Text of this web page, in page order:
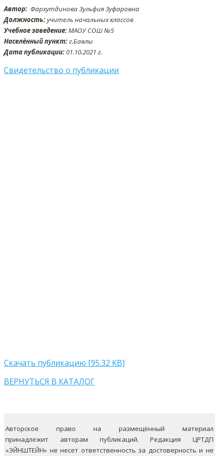
Автор: Фархутдинова Зульфия Зуфаровна
Должность:учитель начальных классов
Учебное заведение:МАОУ СОШ №5
Населённый пункт:г.Бавлы
Дата публикации:01.10.2021 г.
Свидетельство о публикации
Скачать публикацию [95.32 KB]
ВЕРНУТЬСЯ В КАТАЛОГ
Авторское право на размещённый материал
принадлежит авторам публикаций. Редакция ЦРТДП
«ЭЙНШТЕЙН» не несет ответственность за достоверность и не